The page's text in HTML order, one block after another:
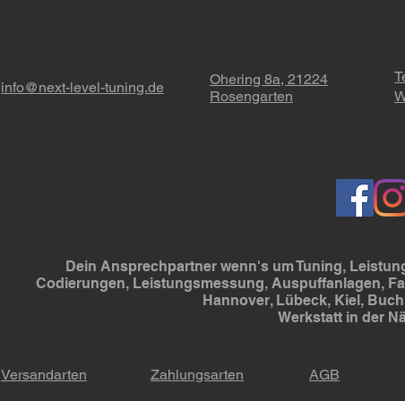
info@next-level-tuning.de
Ohering 8a, 21224
Rosengarten
Dein Ansprechpartner wenn's um Tuning,
Codierungen, Leistungsmessung, Auspuffanlagen,
Hannover, Lübeck, Kiel,
Werkstatt in der
Versandarten Zahlungsarten AGB